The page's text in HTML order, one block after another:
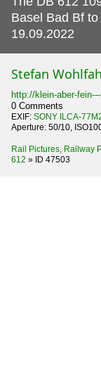
Basel Bad Bf
19.09.2022
Stefan
http://klein-aber-
0 Comments
EXIF: SONY ILCA-
Aperture: 50/10,
Rail Pictures, Railway
612 » ID 47503